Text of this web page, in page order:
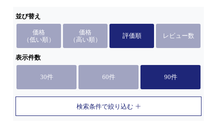
並び替え
価格
（低い順）
価格
（高い順）
評価順 レビュー数
表示件数
30件 60件 90件
検索条件で絞り込む